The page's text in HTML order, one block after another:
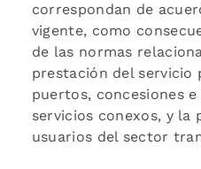
correspondan de
vigente, como
de las normas
prestación del
puertos, concesiones
servicios conexos, y la
usuarios del sector